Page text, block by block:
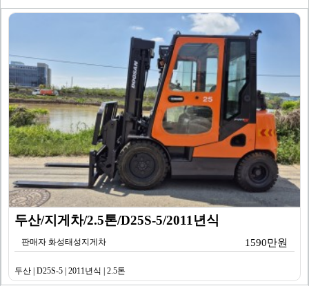
두산/지게차/2.5톤/D25S-5/2011년식
판매자 화성태성지게차 1590만원
두산 | D25S-5 | 2011년식 | 2.5톤